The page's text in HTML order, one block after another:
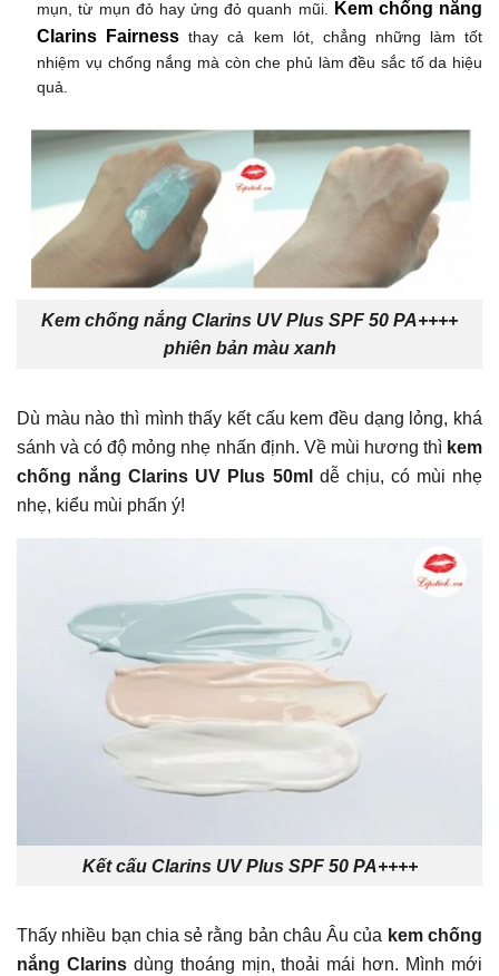
mụn, từ mụn đỏ hay ửng đỏ quanh mũi.
Kem chống nắng
Clarins Fairnessthay cả kem lót, chẳng những làm tốt
nhiệm vụ chống nắng mà còn che phủ làm đều sắc tố da hiệu
quả.
Kem chống nắng Clarins UV Plus SPF 50 PA++++
phiên bản màu xanh
Dù màu nào thì mình thấy kết cấu kem đều dạng lỏng, khá
sánh và có độ mỏng nhẹ nhấn định. Về mùi hương thì kem
chống nắng Clarins UV Plus 50ml dễ chịu, có mùi nhẹ
nhẹ, kiểu mùi phấn ý!
Kết cấu Clarins UV Plus SPF 50 PA++++
Thấy nhiều bạn chia sẻ rằng bản châu Âu của kem chống
nắng Clarins dùng thoáng mịn, thoải mái hơn. Mình mới